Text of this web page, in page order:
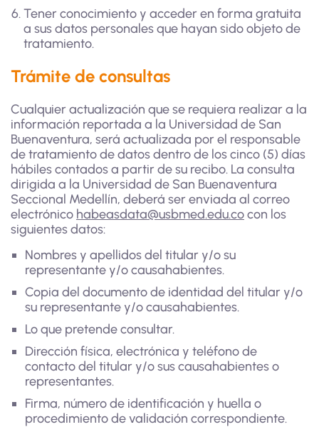
Tener conocimiento y acceder en forma gratuita
a sus datos personales que hayan sido objeto de
tratamiento.
Trámite de consultas
Cualquier actualización que se requiera realizar a la
información reportada a la Universidad de San
Buenaventura, será actualizada por el responsable
de tratamiento de datos dentro de los cinco (5) días
hábiles contados a partir de su recibo. La consulta
dirigida a la Universidad de San Buenaventura
Seccional Medellín, deberá ser enviada al correo
electrónico habeasdata@usbmed.edu.cocon los
siguientes datos:
Nombres y apellidos del titular y/o su
representante y/o causahabientes.
Copia del documento de identidad del titular y/o
su representante y/o causahabientes.
Lo que pretende consultar.
Dirección física, electrónica y teléfono de
contacto del titular y/o sus causahabientes o
representantes.
Firma, número de identificación y huella o
procedimiento de validación correspondiente.